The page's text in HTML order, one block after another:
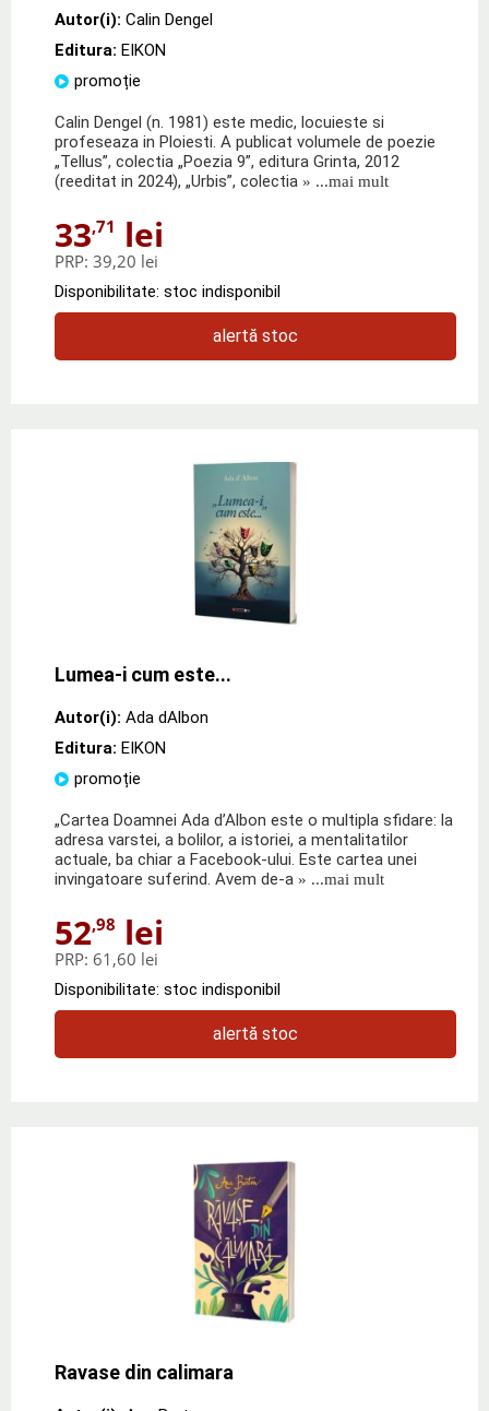
Autor(i): Calin Dengel
Editura: EIKON
promoție
Calin Dengel (n. 1981) este medic, locuieste si
profeseaza in Ploiesti. A publicat volumele de poezie
„Tellus”, colectia „Poezia 9”, editura Grinta, 2012
(reeditat in 2024), „Urbis”, colectia » ...mai mult
33,71 lei
PRP: 39,20 lei
Disponibilitate: stoc indisponibil
alertă stoc
Lumea-i cum este...
Autor(i): Ada dAlbon
Editura: EIKON
promoție
„Cartea Doamnei Ada d’Albon este o multipla sfidare: la
adresa varstei, a bolilor, a istoriei, a mentalitatilor
actuale, ba chiar a Facebook-ului. Este cartea unei
invingatoare suferind. Avem de-a » ...mai mult
52,98 lei
PRP: 61,60 lei
Disponibilitate: stoc indisponibil
alertă stoc
Ravase din calimara